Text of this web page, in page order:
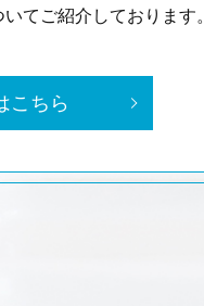
てご紹介しております。
こちら